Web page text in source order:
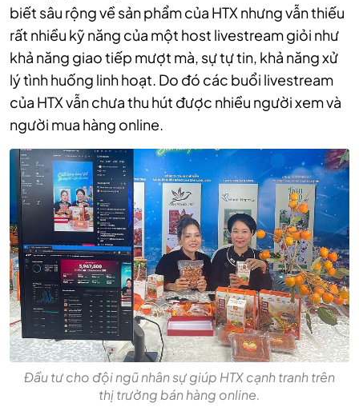
biết sâu rộng về sản phẩm của HTX nhưng vẫn thiếu
rất nhiều kỹ năng của một host livestream giỏi như
khả năng giao tiếp mượt mà, sự tự tin, khả năng xử
lý tình huống linh hoạt. Do đó các buổi livestream
của HTX vẫn chưa thu hút được nhiều người xem và
người mua hàng online.
Đầu tư cho đội ngũ nhân sự giúp HTX cạnh tranh trên
thị trường bán hàng online.